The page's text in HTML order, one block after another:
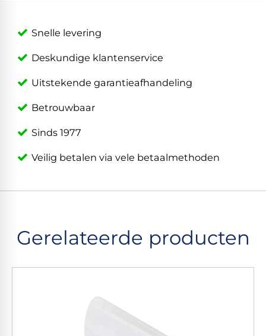
Snelle levering
Deskundige klantenservice
Uitstekende garantieafhandeling
Betrouwbaar
Sinds 1977
Veilig betalen via vele betaalmethoden
Gerelateerde producten